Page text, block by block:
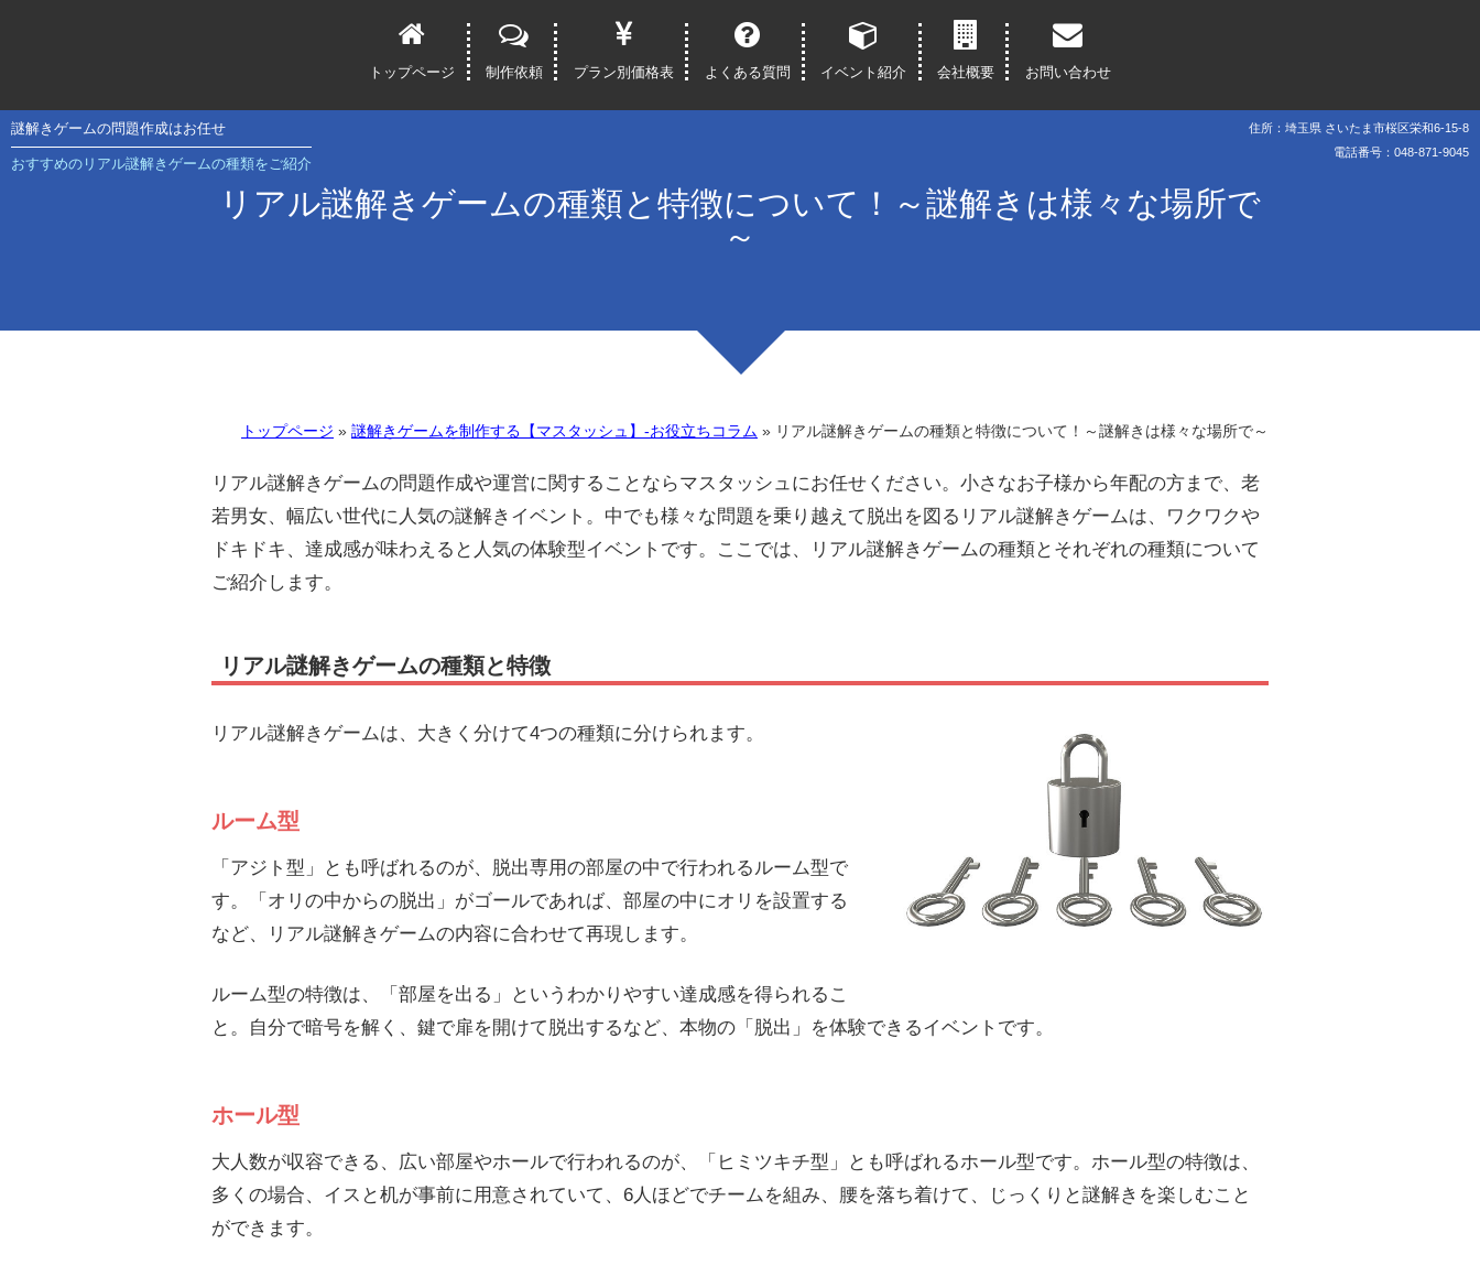
謎解きゲームの問題作成はお任せ
おすすめのリアル謎解きゲームの種類をご紹介
住所：埼玉県 さいたま市桜区栄和6-15-8
電話番号：048-871-9045
トップページ 制作依頼 プラン別価格表 よくある質問 イベント紹介 会社概要 お問い合わせ
リアル謎解きゲームの種類と特徴について！～謎解きは様々な場所で
～
トップページ » 謎解きゲームを制作する【マスタッシュ】-お役立ちコラム » リアル謎解きゲームの種類と特徴について！～謎解きは様々な場所で～
リアル謎解きゲームの問題作成や運営に関することならマスタッシュにお任せください。小さなお子様から年配の方まで、老
若男女、幅広い世代に人気の謎解きイベント。中でも様々な問題を乗り越えて脱出を図るリアル謎解きゲームは、ワクワクや
ドキドキ、達成感が味わえると人気の体験型イベントです。ここでは、リアル謎解きゲームの種類とそれぞれの種類について
ご紹介します。
リアル謎解きゲームの種類と特徴
リアル謎解きゲームは、大きく分けて4つの種類に分けられます。
ルーム型
「アジト型」とも呼ばれるのが、脱出専用の部屋の中で行われるルーム型で
す。「オリの中からの脱出」がゴールであれば、部屋の中にオリを設置する
など、リアル謎解きゲームの内容に合わせて再現します。
ルーム型の特徴は、「部屋を出る」というわかりやすい達成感を得られるこ
と。自分で暗号を解く、鍵で扉を開けて脱出するなど、本物の「脱出」を体験できるイベントです。
ホール型
大人数が収容できる、広い部屋やホールで行われるのが、「ヒミツキチ型」とも呼ばれるホール型です。ホール型の特徴は、
多くの場合、イスと机が事前に用意されていて、6人ほどでチームを組み、腰を落ち着けて、じっくりと謎解きを楽しむこと
ができます。